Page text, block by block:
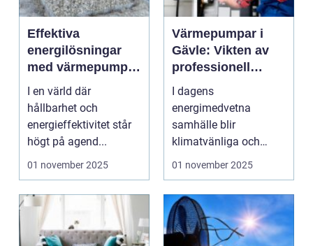
Effektiva
energilösningar
med värmepump i
Ystad
I en värld där
hållbarhet och
energieffektivitet står
högt på agend...
01 november 2025
Värmepumpar i
Gävle: Vikten av
professionell
installation
I dagens
energimedvetna
samhälle blir
klimatvänliga och
effektiva
01 november 2025